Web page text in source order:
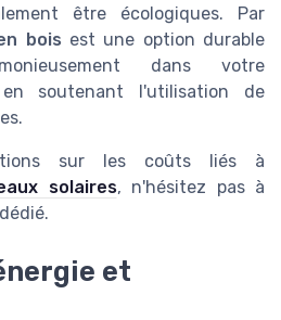
être écologiques. Par
bois est une option durable
dans votre
soutenant l'utilisation de
sur les coûts liés à
solaires, n'hésitez pas à
et